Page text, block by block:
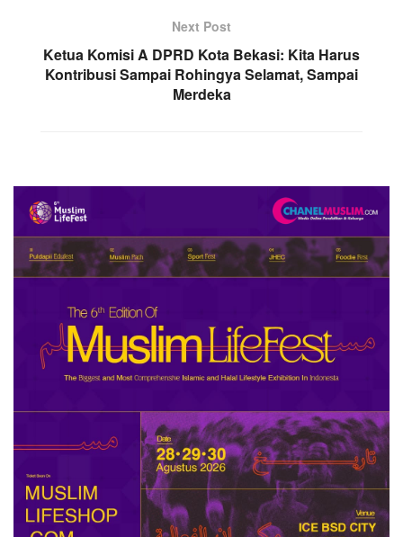
Next Post
Ketua Komisi A DPRD Kota Bekasi: Kita Harus
Kontribusi Sampai Rohingya Selamat, Sampai
Merdeka